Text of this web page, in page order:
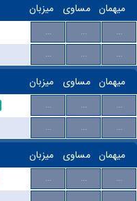
میزبان مساوی میهمان
... ...
...
... ...
...
میزبان مساوی میهمان
... ...
...
... ...
...
میزبان مساوی میهمان
... ...
...